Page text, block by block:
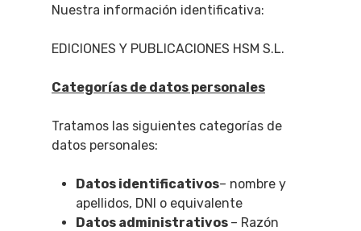
Nuestra información identificativa:
EDICIONES Y PUBLICACIONES HSM S.L.
Categorías de datos personales
Tratamos las siguientes categorías de
datos personales:
Datos identificativos– nombre y
apellidos, DNI o equivalente
Datos administrativos – Razón